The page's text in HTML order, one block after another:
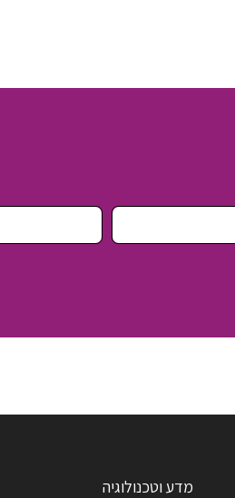
מדע וטכנולוגיה